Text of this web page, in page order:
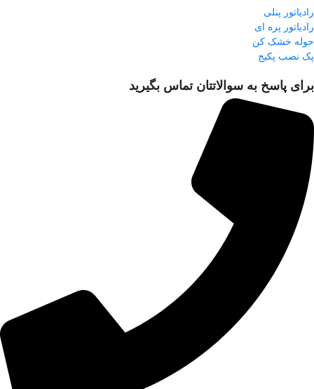
رادیاتور پنلی
رادیاتور پره ای
حوله خشک کن
پک نصب پکیج
برای پاسخ به سوالاتتان تماس بگیرید